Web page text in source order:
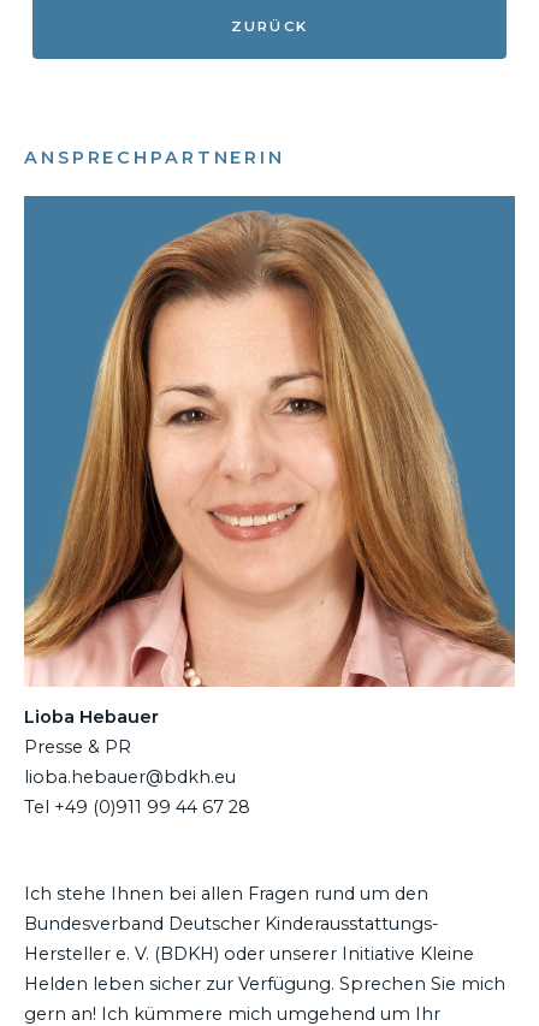
ZURÜCK
ANSPRECHPARTNERIN
Lioba Hebauer
Presse & PR
lioba.hebauer@bdkh.eu
Tel +49 (0)911 99 44 67 28
Ich stehe Ihnen bei allen Fragen rund um den
Bundesverband Deutscher Kinderausstattungs-
Hersteller e. V. (BDKH) oder unserer Initiative Kleine
Helden leben sicher zur Verfügung. Sprechen Sie mich
gern an! Ich kümmere mich umgehend um Ihr